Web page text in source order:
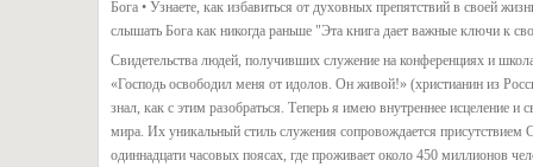
Бога • Узнаете, как избавиться от духовных препятствий в своей
слышать Бога как никогда раньше "Эта книга дает важные ключи к
Свидетельства людей, получивших служение на конференциях и
«Господь освободил меня от идолов. Он живой!» (христианин из
знал, как с этим разобраться. Теперь я имею внутреннее исцеление
мира. Их уникальный стиль служения сопровождается
одиннадцати часовых поясах, где проживает около 450 миллионов